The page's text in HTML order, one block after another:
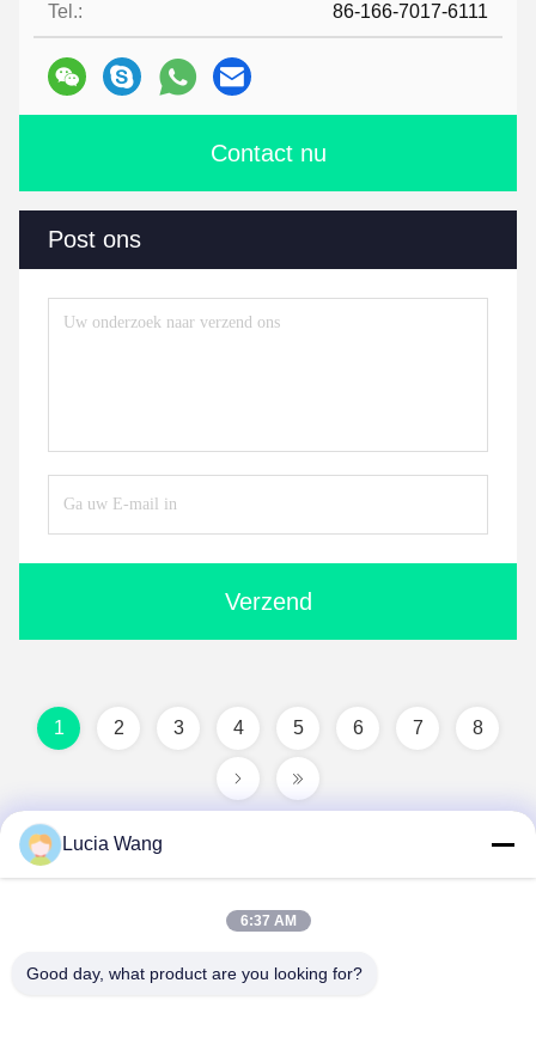
Tel.: 86-166-7017-6111
Contact nu
Post ons
Verzend
1 2 3 4 5 6 7 8
Lucia Wang
6:37 AM
Good day, what product are you looking for?